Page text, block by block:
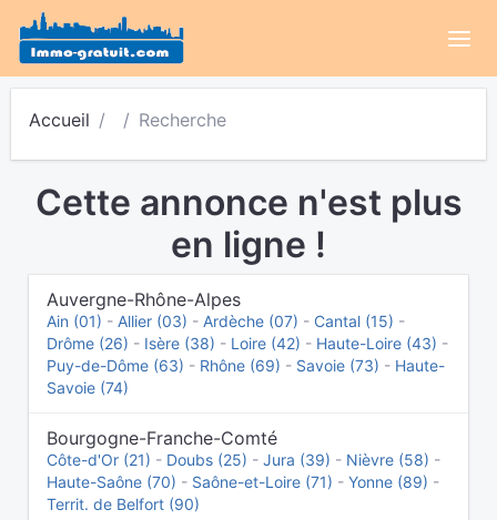
Accueil Recherche
Cette annonce n'est plus
en ligne !
Auvergne-Rhône-Alpes
Ain (01) - Allier (03) - Ardèche (07) - Cantal (15) -
Drôme (26) - Isère (38) - Loire (42) - Haute-Loire (43) -
Puy-de-Dôme (63) - Rhône (69) - Savoie (73) - Haute-
Savoie (74)
Bourgogne-Franche-Comté
Côte-d'Or (21) - Doubs (25) - Jura (39) - Nièvre (58) -
Haute-Saône (70) - Saône-et-Loire (71) - Yonne (89) -
Territ. de Belfort (90)